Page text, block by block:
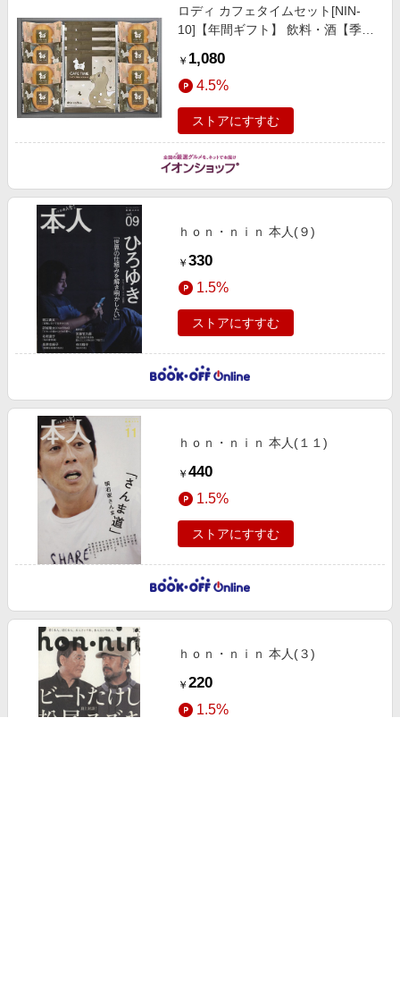
ロディ カフェタイムセット[NIN-
10]【年間ギフト】 飲料・酒【季節
￥ 1,080
4.5%
ストアにすすむ
ｈｏｎ・ｎｉｎ 本人(９)
￥ 330
1.5%
ストアにすすむ
ｈｏｎ・ｎｉｎ 本人(１１)
￥ 440
1.5%
ストアにすすむ
ｈｏｎ・ｎｉｎ 本人(３)
￥ 220
1.5%